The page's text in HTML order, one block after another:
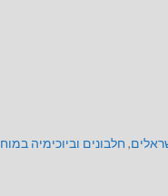
, חלבונים וביוכימיה במוח